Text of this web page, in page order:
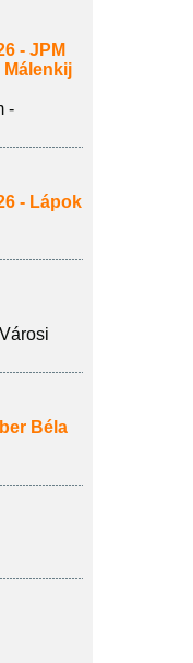
- JPM
Málenkij
-
- Lápok
Béla